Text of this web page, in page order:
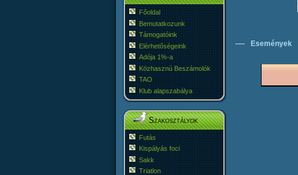
Főoldal
Bemutatkozunk
Támogatóink
Elérhetőségeink
Adója 1%-a
Közhasznú Beszámolók
TAO
Klub alapszabálya
Szakosztályok
Futás
Kispályás foci
Sakk
Triatlon
Események